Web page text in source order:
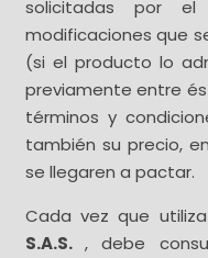
solicitadas por
modificaciones que
(si el producto lo
previamente entre
términos y
también su precio,
se llegaren a pactar.
Cada vez que
S.A.S. , debe